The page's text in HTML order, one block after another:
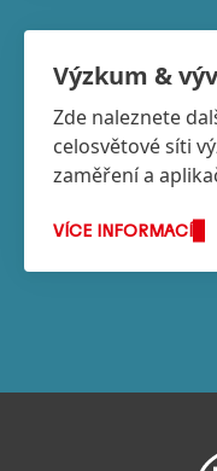
Výzkum &
Zde naleznete
celosvětové síti
zaměření a
VÍCE INFORMACÍ